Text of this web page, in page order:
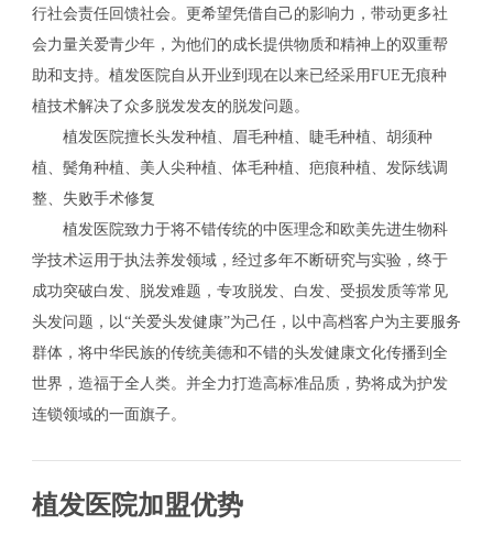
行社会责任回馈社会。更希望凭借自己的影响力，带动更多社
会力量关爱青少年，为他们的成长提供物质和精神上的双重帮
助和支持。植发医院自从开业到现在以来已经采用FUE无痕种
植技术解决了众多脱发发友的脱发问题。
植发医院擅长头发种植、眉毛种植、睫毛种植、胡须种
植、鬓角种植、美人尖种植、体毛种植、疤痕种植、发际线调
整、失败手术修复
植发医院致力于将不错传统的中医理念和欧美先进生物科
学技术运用于执法养发领域，经过多年不断研究与实验，终于
成功突破白发、脱发难题，专攻脱发、白发、受损发质等常见
头发问题，以“关爱头发健康”为己任，以中高档客户为主要服务
群体，将中华民族的传统美德和不错的头发健康文化传播到全
世界，造福于全人类。并全力打造高标准品质，势将成为护发
连锁领域的一面旗子。
植发医院加盟优势